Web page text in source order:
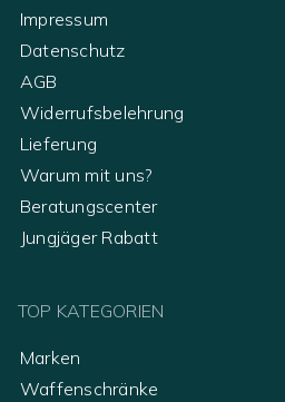
Impressum
Datenschutz
AGB
Widerrufsbelehrung
Lieferung
Warum mit uns?
Beratungscenter
Jungjäger Rabatt
TOP KATEGORIEN
Marken
Waffenschränke